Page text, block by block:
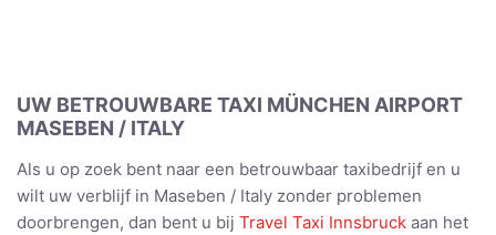
UW BETROUWBARE TAXI MÜNCHEN AIRPORT
MASEBEN / ITALY
Als u op zoek bent naar een betrouwbaar taxibedrijf en u
wilt uw verblijf in Maseben / Italy zonder problemen
doorbrengen, dan bent u bij Travel Taxi Innsbruck aan het